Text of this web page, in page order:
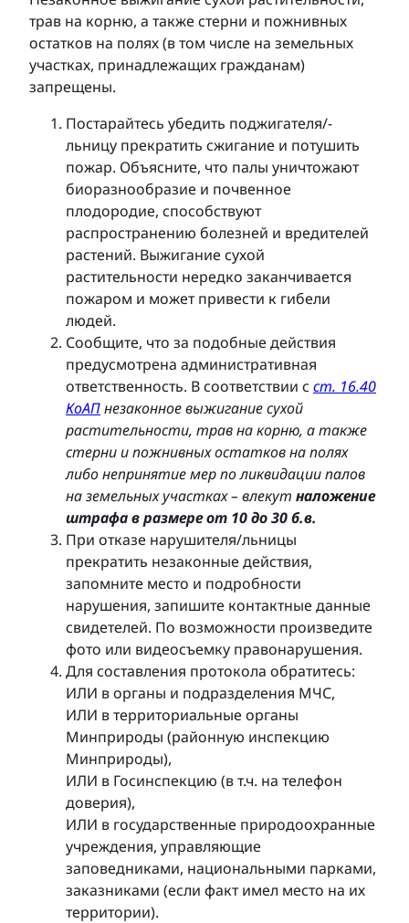
трав на корню, а также стерни и пожнивных
остатков на полях (в том числе на земельных
участках, принадлежащих гражданам)
запрещены.
Постарайтесь убедить поджигателя/-
льницу прекратить сжигание и потушить
пожар. Объясните, что палы уничтожают
биоразнообразие и почвенное
плодородие, способствуют
распространению болезней и вредителей
растений. Выжигание сухой
растительности нередко заканчивается
пожаром и может привести к гибели
людей.
Сообщите, что за подобные действия
предусмотрена административная
ответственность. В соответствии с ст. 16.40
КоАПнезаконное выжигание сухой
растительности, трав на корню, а также
стерни и пожнивных остатков на полях
либо непринятие мер по ликвидации палов
на земельных участках – влекут наложение
штрафа в размере от 10 до 30 б.в.
При отказе нарушителя/льницы
прекратить незаконные действия,
запомните место и подробности
нарушения, запишите контактные данные
свидетелей. По возможности произведите
фото или видеосъемку правонарушения.
Для составления протокола обратитесь:
ИЛИ в органы и подразделения МЧС,
ИЛИ в территориальные органы
Минприроды (районную инспекцию
Минприроды),
ИЛИ в Госинспекцию (в т.ч. на телефон
доверия),
ИЛИ в государственные природоохранные
учреждения, управляющие
заповедниками, национальными парками,
заказниками (если факт имел место на их
территории).